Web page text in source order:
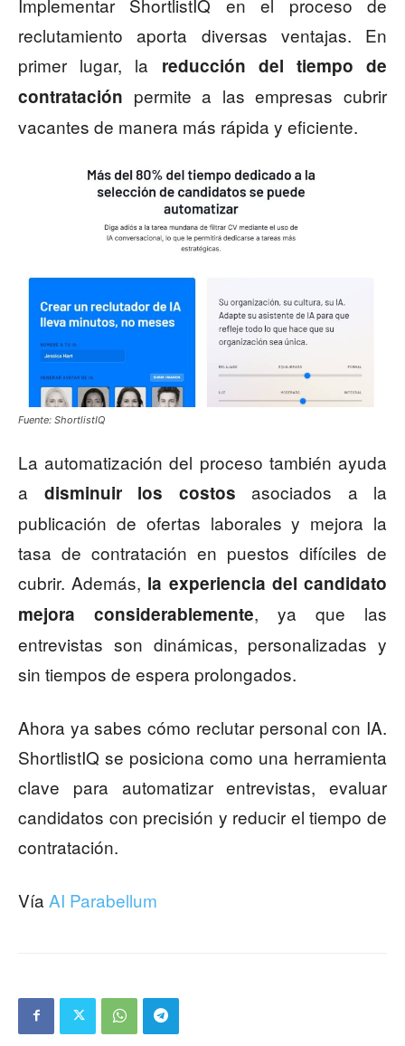
Implementar ShortlistIQ en el proceso de
reclutamiento aporta diversas ventajas. En
primer lugar, la reducción del tiempo de
contratación permite a las empresas cubrir
vacantes de manera más rápida y eficiente.
Fuente: ShortlistIQ
La automatización del proceso también ayuda
a disminuir los costos asociados a la
publicación de ofertas laborales y mejora la
tasa de contratación en puestos difíciles de
cubrir. Además, la experiencia del candidato
mejora considerablemente, ya que las
entrevistas son dinámicas, personalizadas y
sin tiempos de espera prolongados.
Ahora ya sabes cómo reclutar personal con IA.
ShortlistIQ se posiciona como una herramienta
clave para automatizar entrevistas, evaluar
candidatos con precisión y reducir el tiempo de
contratación.
Vía AI Parabellum